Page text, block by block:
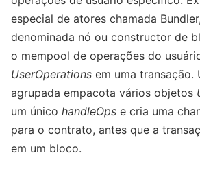
especial de atores chamada
denominada nó ou constructor de
o mempool de operações do
UserOperations em uma transação.
agrupada empacota vários objetos
um único handleOps e cria uma
para o contrato, antes que a
em um bloco.